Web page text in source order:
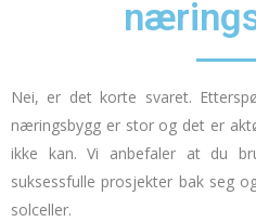
Nei, er det korte svaret.
næringsbygg er stor og det er
ikke kan. Vi anbefaler at du
suksessfulle prosjekter bak seg
solceller.